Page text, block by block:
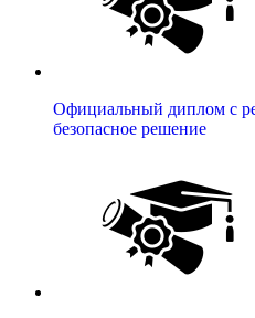
Официальный диплом с
безопасное решение